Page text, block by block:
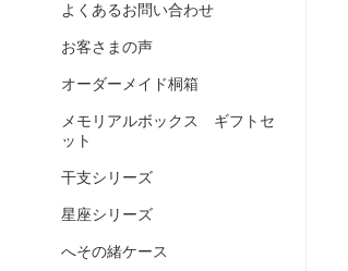
よくあるお問い合わせ
お客さまの声
オーダーメイド桐箱
メモリアルボックス ギフトセ
ット
干支シリーズ
星座シリーズ
へその緒ケース